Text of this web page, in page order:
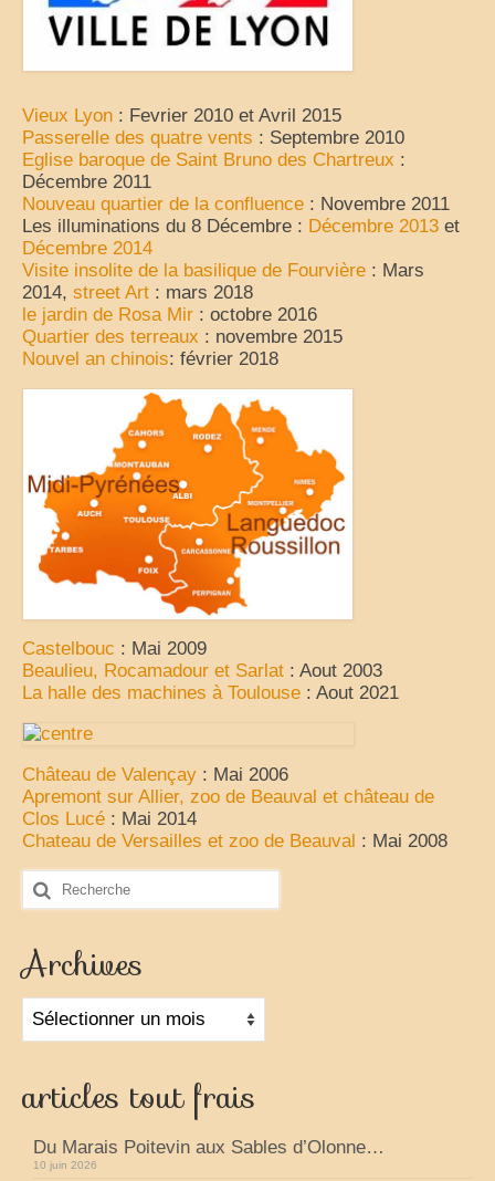
Vieux Lyon : Fevrier 2010 et Avril 2015
Passerelle des quatre vents : Septembre 2010
Eglise baroque de Saint Bruno des Chartreux :
Décembre 2011
Nouveau quartier de la confluence : Novembre 2011
Les illuminations du 8 Décembre : Décembre 2013 et
Décembre 2014
Visite insolite de la basilique de Fourvière : Mars
2014, street Art : mars 2018
le jardin de Rosa Mir : octobre 2016
Quartier des terreaux : novembre 2015
Nouvel an chinois: février 2018
Castelbouc : Mai 2009
Beaulieu, Rocamadour et Sarlat : Aout 2003
La halle des machines à Toulouse : Aout 2021
Château de Valençay : Mai 2006
Apremont sur Allier, zoo de Beauval et château de
Clos Lucé : Mai 2014
Chateau de Versailles et zoo de Beauval : Mai 2008
Rechercher
Archives
Archives
articles tout frais
Du Marais Poitevin aux Sables d’Olonne…
10 juin 2026